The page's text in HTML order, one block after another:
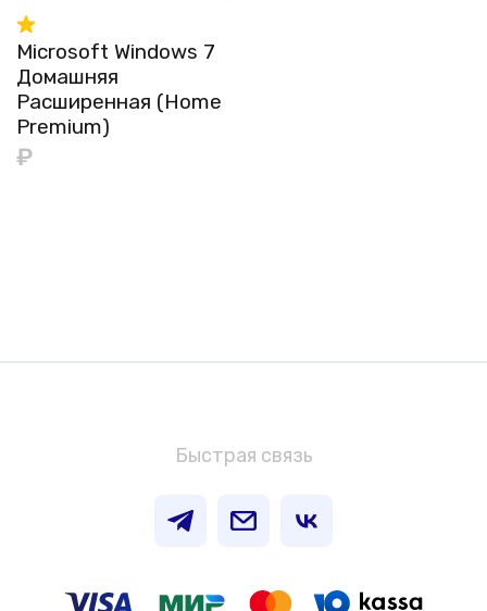
Microsoft Windows 7
Домашняя
Расширенная (Home
Premium)
₽
Быстрая связь